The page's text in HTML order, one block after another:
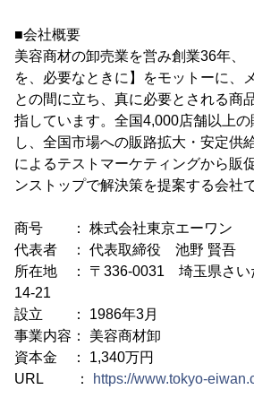
■会社概要
美容商材の卸売業を営み創業36年、
を、必要なときに】をモットーに、
との間に立ち、真に必要とされる商
指しています。全国4,000店舗以上の
し、全国市場への販路拡大・安定供
によるテストマーケティングから販
ンストップで解決策を提案する会社で
商号 ： 株式会社東京エーワン
代表者 ： 代表取締役 池野 賢吾
所在地 ： 〒336-0031 埼玉県さい
14-21
設立 ： 1986年3月
事業内容： 美容商材卸
資本金 ： 1,340万円
URL ：
https://www.tokyo-